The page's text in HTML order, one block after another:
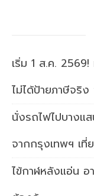
เริ่ม 1 ส.ค.
ไม่ได้ป้ายภาษีจริง
นั่งรถไฟไปบางแ
จากกรุงเทพฯ เที่
ไข้กาฬหลังแอ่น อ